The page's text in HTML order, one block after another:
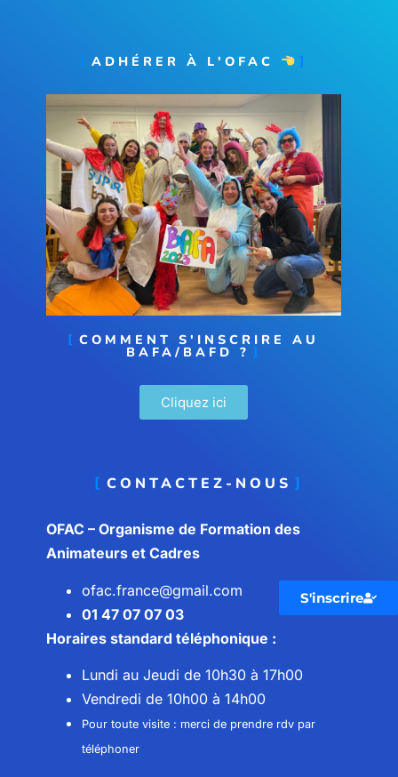
ADHÉRER À L'OFAC
COMMENT S'INSCRIRE AU
BAFA/BAFD ?
Cliquez ici
CONTACTEZ-NOUS
OFAC – Organisme de Formation des
Animateurs et Cadres
ofac.france@gmail.com
01 47 07 07 03
Horaires standard téléphonique :
Lundi au Jeudi de 10h30 à 17h00
Vendredi de 10h00 à 14h00
Pour toute visite : merci de prendre rdv par
téléphoner
S'inscrire